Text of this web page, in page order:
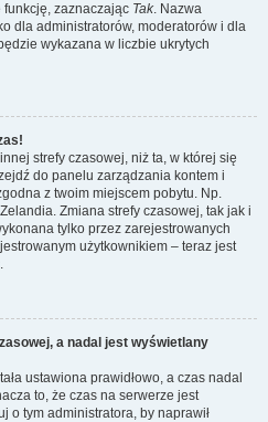
funkcję, zaznaczając Tak. Nazwa
dla administratorów, moderatorów i dla
wykazana w liczbie ukrytych
strefy czasowej, niż ta, w której się
do panelu zarządzania kontem i
z twoim miejscem pobytu. Np.
Zmiana strefy czasowej, tak jak i
tylko przez zarejestrowanych
użytkownikiem – teraz jest
a nadal jest wyświetlany
ustawiona prawidłowo, a czas nadal
to, że czas na serwerze jest
o tym administratora, by naprawił